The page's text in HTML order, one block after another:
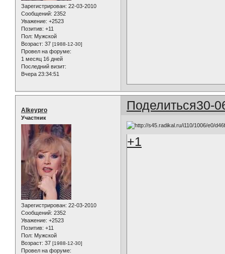
Зарегистрирован: 22-03-2010
Сообщений: 2352
Уважение: +2523
Позитив: +11
Пол: Мужской
Возраст: 37 [1988-12-30]
Провел на форуме:
1 месяц 16 дней
Последний визит:
Вчера 23:34:51
Поделиться30-
Alkeypro
Участник
Зарегистрирован: 22-03-2010
Сообщений: 2352
Уважение: +2523
Позитив: +11
Пол: Мужской
Возраст: 37 [1988-12-30]
Провел на форуме:
+1